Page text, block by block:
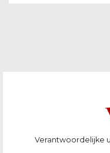
Verantwoordelijke